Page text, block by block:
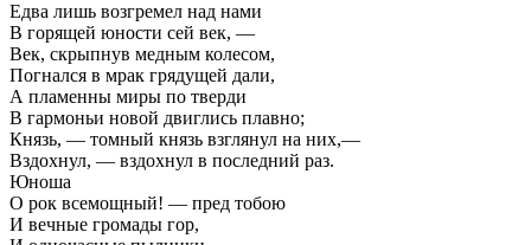
Едва лишь возгремел над нами
В горящей юности сей век, —
Век, скрыпнув медным колесом,
Погнался в мрак грядущей дали,
А пламенны миры по тверди
В гармоньи новой двиглись плавно;
Князь, — томный князь взглянул на них,—
Вздохнул, — вздохнул в последний раз.
Юноша
О рок всемощный! — пред тобою
И вечные громады гор,